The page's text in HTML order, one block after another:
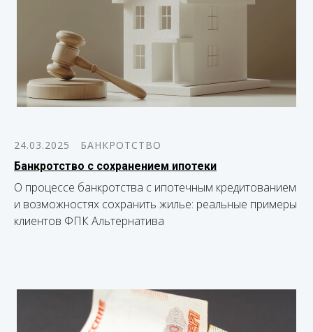
24.03.2025
БАНКРОТСТВО
Банкротство с сохранением ипотеки
О процессе банкротства с ипотечным кредитованием
и возможностях сохранить жилье: реальные примеры
клиентов ФПК Альтернатива